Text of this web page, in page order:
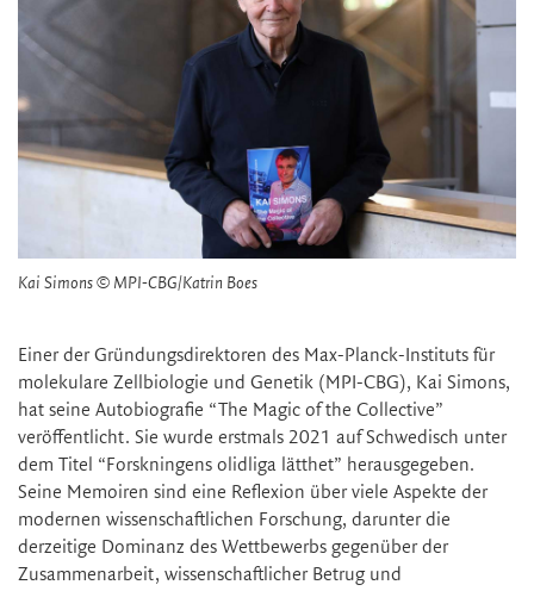
Kai Simons © MPI-CBG/Katrin Boes
Einer der Gründungsdirektoren des Max-Planck-Instituts für
molekulare Zellbiologie und Genetik (MPI-CBG), Kai Simons,
hat seine Autobiografie “The Magic of the Collective”
veröffentlicht. Sie wurde erstmals 2021 auf Schwedisch unter
dem Titel “Forskningens olidliga lätthet” herausgegeben.
Seine Memoiren sind eine Reflexion über viele Aspekte der
modernen wissenschaftlichen Forschung, darunter die
derzeitige Dominanz des Wettbewerbs gegenüber der
Zusammenarbeit, wissenschaftlicher Betrug und